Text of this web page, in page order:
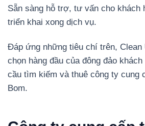
Sẵn sàng hỗ trợ, tư vấn cho khách
triển khai xong dịch vụ.
Đáp ứng những tiêu chí trên,
chọn hàng đầu của đông đảo
cầu tìm kiếm và thuê công ty cung
Bom.